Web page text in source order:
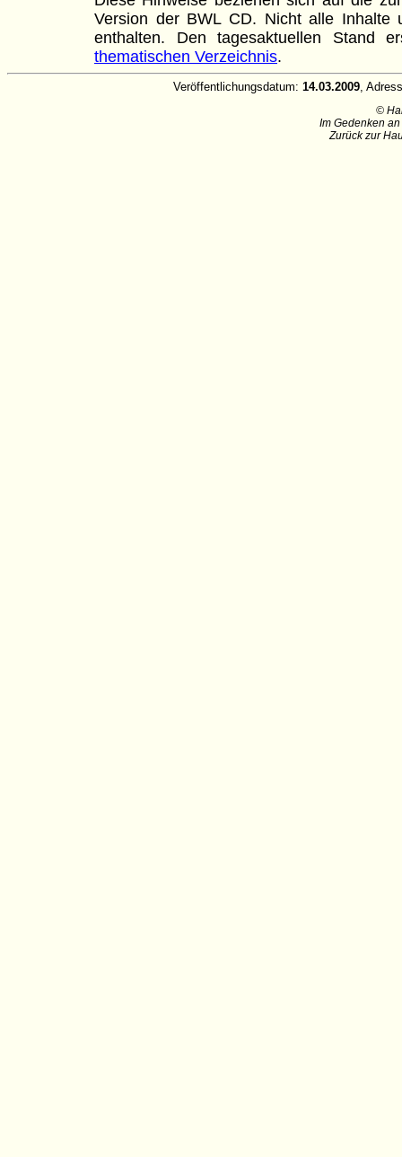
Version der BWL CD. Nicht alle Inhalte
enthalten. Den tagesaktuellen Stand
thematischen Verzeichnis.
Veröffentlichungsdatum: 14.03.2009,
©
Im Gedenken
Zurück zur